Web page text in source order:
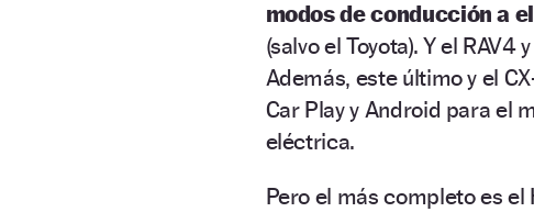
modos de conducción a
(salvo el Toyota). Y el RAV4
Además, este último y el
Car Play y Android para el
eléctrica.
Pero el más completo es el